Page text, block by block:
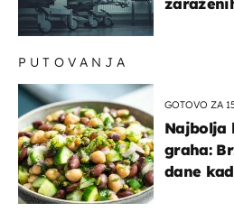
PUTOVANJA
GOTOVO ZA
Najbolja
graha:
dane